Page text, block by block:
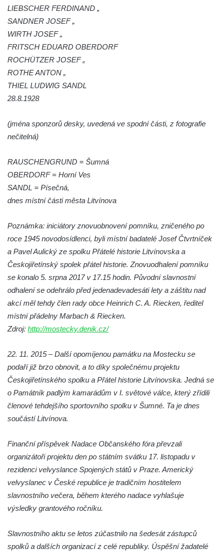
Hrob Ludvíka Tůmy na hřbitově ve Velešíně
Hrob Josefa Havla na hřbitově ve Velešíně
Pomník obětem 2. světové války na hřbitově
u kostela svatého Václava ve Velešíně
Pamětní deska 240 MILES TO FREEDOM u
pomníku obětem válek na náměstí J. V.
Kamarýta ve Velešíně
náměstí J. V. Kamarýta ve Velešíně
Římově
Hrob Petera Korgera a Petra Štindla na
hřbitově v Římově
Pomník obětem 1. světové války v Dolním
Pomník obětem 2. světové války v Plavu
Kenotaf Pepiho Meisela na hřbitově v
Dolním Podluží
Kenotaf Leopolda Malata na hřbitově v
Dolním Podluží
Kenotaf Antona Klause na hřbitově v
Kenotaf Heinricha Klause na hřbitově v
Dolním Podluží
Pomník obětem 1. světové války na
Hrob Aloise Podrábského na hřbitově v
Račicích
Pamětní deska Miroslava Švice na domě
čp. 43 v Lužci nad Vltavou
Pomník obětem 2. světové války v ulici 1.
máje v Lužci nad Vltavou
LIEBSCHER FERDINAND „
SANDNER JOSEF „
WIRTH JOSEF „
FRITSCH EDUARD OBERDORF
ROCHÜTZER JOSEF „
ROTHE ANTON „
THIEL LUDWIG SANDL
28.8.1928
(jména sponzorů desky, uvedená ve spodní části, z fotografie
nečitelná)
RAUSCHENGRUND = Šumná
OBERDORF = Horní Ves
SANDL = Písečná,
dnes místní části města Litvínova
Poznámka: iniciátory znovuobnovení pomníku, zničeného po
roce 1945 novodosídlenci, byli místní badatelé Josef Čtvrtníček
a Pavel Aulický ze spolku Přátelé historie Litvínovska a
Českojiřetínský spolek přátel historie. Znovuodhalení pomníku
se konalo 5. srpna 2017 v 17.15 hodin. Původní slavnostní
odhalení se odehrálo před jedenadevadesáti lety a záštitu nad
akcí měl tehdy člen rady obce Heinrich C. A. Riecken, ředitel
místní přádelny Marbach & Riecken.
Zdroj: http://mostecky.denik.cz/
22. 11. 2015 – Další opomíjenou památku na Mostecku se
podaří již brzo obnovit, a to díky společnému projektu
Českojiřetínského spolku a Přátel historie Litvínovska. Jedná se
o Památník padlým kamarádům v I. světové válce, který zřídili
členové tehdejšího sportovního spolku v Šumné. Ta je dnes
součástí Litvínova.
Finanční příspěvek Nadace Občanského fóra převzali
organizátoři projektu den po státním svátku 17. listopadu v
rezidenci velvyslance Spojených států v Praze. Americký
velvyslanec v České republice je tradičním hostitelem
slavnostního večera, během kterého nadace vyhlašuje
výsledky grantového ročníku.
Slavnostního aktu se letos zúčastnilo na šedesát zástupců
spolků a dalších organizací z celé republiky. Úspěšní žadatelé